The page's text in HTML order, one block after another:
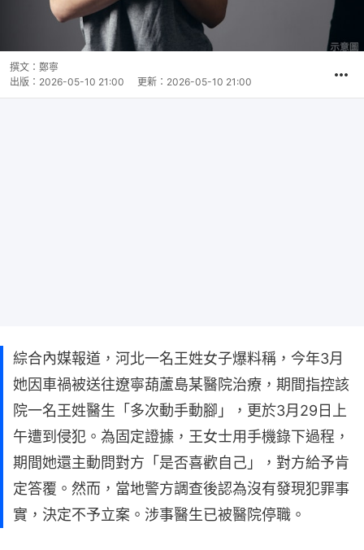
撰文： 鄭寧
出版： 2026-05-10 21:00 更新： 2026-05-10 21:00
綜合內媒報道，河北一名王姓女子爆料稱，今年3月
她因車禍被送往遼寧葫蘆島某醫院治療，期間指控該
院一名王姓醫生「多次動手動腳」，更於3月29日上
午遭到侵犯。為固定證據，王女士用手機錄下過程，
期間她還主動問對方「是否喜歡自己」，對方給予肯
定答覆。然而，當地警方調查後認為沒有發現犯罪事
實，決定不予立案。涉事醫生已被醫院停職。